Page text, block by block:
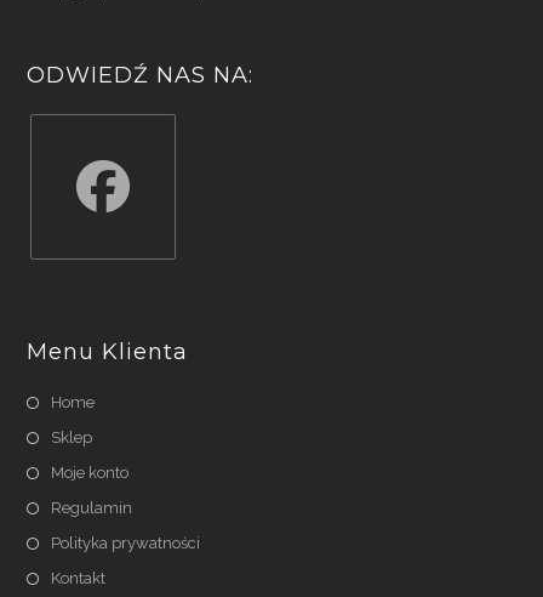
ODWIEDŹ NAS NA:
new
tab
Menu Klienta
Home
Sklep
Moje konto
Regulamin
Polityka prywatności
Kontakt